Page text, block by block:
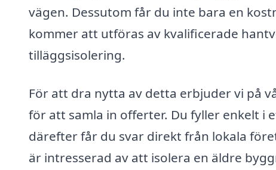
vägen. Dessutom får du inte bara en
kommer att utföras av kvalificerade
tilläggsisolering.
För att dra nytta av detta erbjuder vi på
för att samla in offerter. Du fyller enkelt i
därefter får du svar direkt från lokala
är intresserad av att isolera en äldre